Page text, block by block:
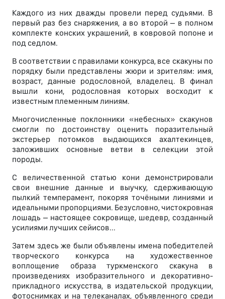
Каждого из них дважды провели перед судьями. В
первый раз без снаряжения, а во второй – в полном
комплекте конских украшений, в ковровой попоне и
под седлом.
В соответствии с правилами конкурса, все скакуны по
порядку были представлены жюри и зрителям: имя,
возраст, данные родословной, владелец. В финал
вышли кони, родословная которых восходит к
известным племенным линиям.
Многочисленные поклонники «небесных» скакунов
смогли по достоинству оценить поразительный
экстерьер потомков выдающихся ахалтекинцев,
заложивших основные ветви в селекции этой
породы.
С величественной статью кони демонстрировали
свои внешние данные и выучку, сдерживающую
пылкий темперамент, покоряя точёными линиями и
идеальными пропорциями. Безусловно, чистокровная
лошадь – настоящее сокровище, шедевр, созданный
усилиями лучших сейисов...
Затем здесь же были объявлены имена победителей
творческого конкурса на художественное
воплощение образа туркменского скакуна в
произведениях изобразительного и декоративно-
прикладного искусства, в издательской продукции,
фотоснимках и на телеканалах, объявленного среди